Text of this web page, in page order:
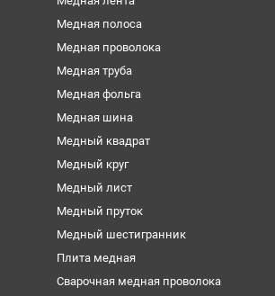
Медная полоса
Медная проволока
Медная труба
Медная фольга
Медная шина
Медный квадрат
Медный круг
Медный лист
Медный пруток
Медный шестигранник
Плита медная
Сварочная медная проволока